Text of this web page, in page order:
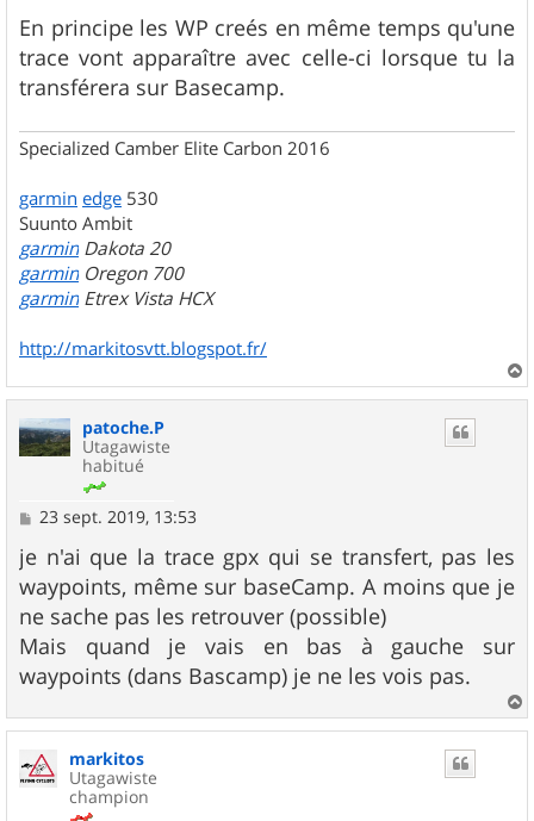
s
s
a
g
e
En principe les WP creés en même temps qu'une
trace vont apparaître avec celle-ci lorsque tu la
transférera sur Basecamp.
Specialized Camber Elite Carbon 2016
garmin edge 530
Suunto Ambit
garmin Dakota 20
garmin Oregon 700
garmin Etrex Vista HCX
http://markitosvtt.blogspot.fr/
a
patoche.P
Utagawiste
habitué
M
s
s
a
g
e
23 sept. 2019, 13:53
je n'ai que la trace gpx qui se transfert, pas les
waypoints, même sur baseCamp. A moins que je
ne sache pas les retrouver (possible)
Mais quand je vais en bas à gauche sur
waypoints (dans Bascamp) je ne les vois pas.
a
markitos
Utagawiste
champion